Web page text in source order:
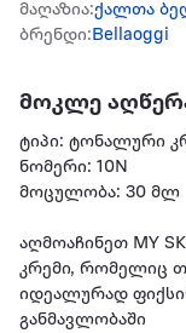
მაღაზია:ქალთა
ბრენდი:Bellaoggi
მოკლე
ტიპი: ტონალური
ნომერი: 10N
მოცულობა: 30 მლ
აღმოაჩინეთ MY
კრემი, რომელიც
იდეალურად
განმავლობაში